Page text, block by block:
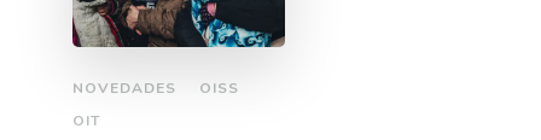
NOVEDADES
OISS
OIT